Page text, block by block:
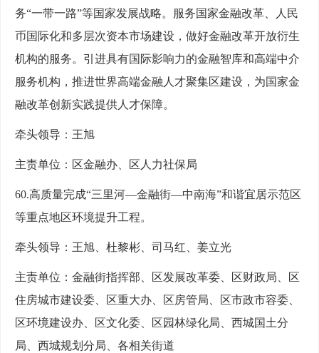
务“一带一路”等国家发展战略。服务国家金融改革、人民
币国际化和多层次资本市场建设，做好金融改革开放衍生
机构的服务。引进具有国际影响力的金融智库和高端中介
服务机构，推进世界高端金融人才聚集区建设，为国家金
融改革创新实践提供人才保障。
牵头领导：王旭
主责单位：区金融办、区人力社保局
60.高质量完成“三里河—金融街—中南海”和谐宜居示范区
等重点地区环境提升工程。
牵头领导：王旭、杜黎彬、司马红、姜立光
主责单位：金融街指挥部、区发展改革委、区财政局、区
住房城市建设委、区重大办、区房管局、区市政市容委、
区环境建设办、区文化委、区园林绿化局、西城国土分
局、西城规划分局、各相关街道